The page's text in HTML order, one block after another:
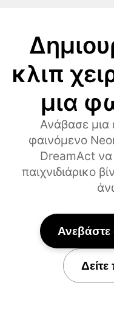
κλιπ
μια
Ανάβασε μια
φαινόμενο
DreamAct να
παιχνιδιάρικο